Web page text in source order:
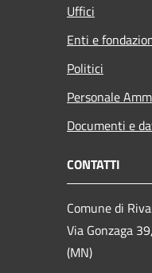
Uffici
Enti e
Politici
Personale
Documenti e
CONTATTI
Comune di
Via Gonzaga
(MN)